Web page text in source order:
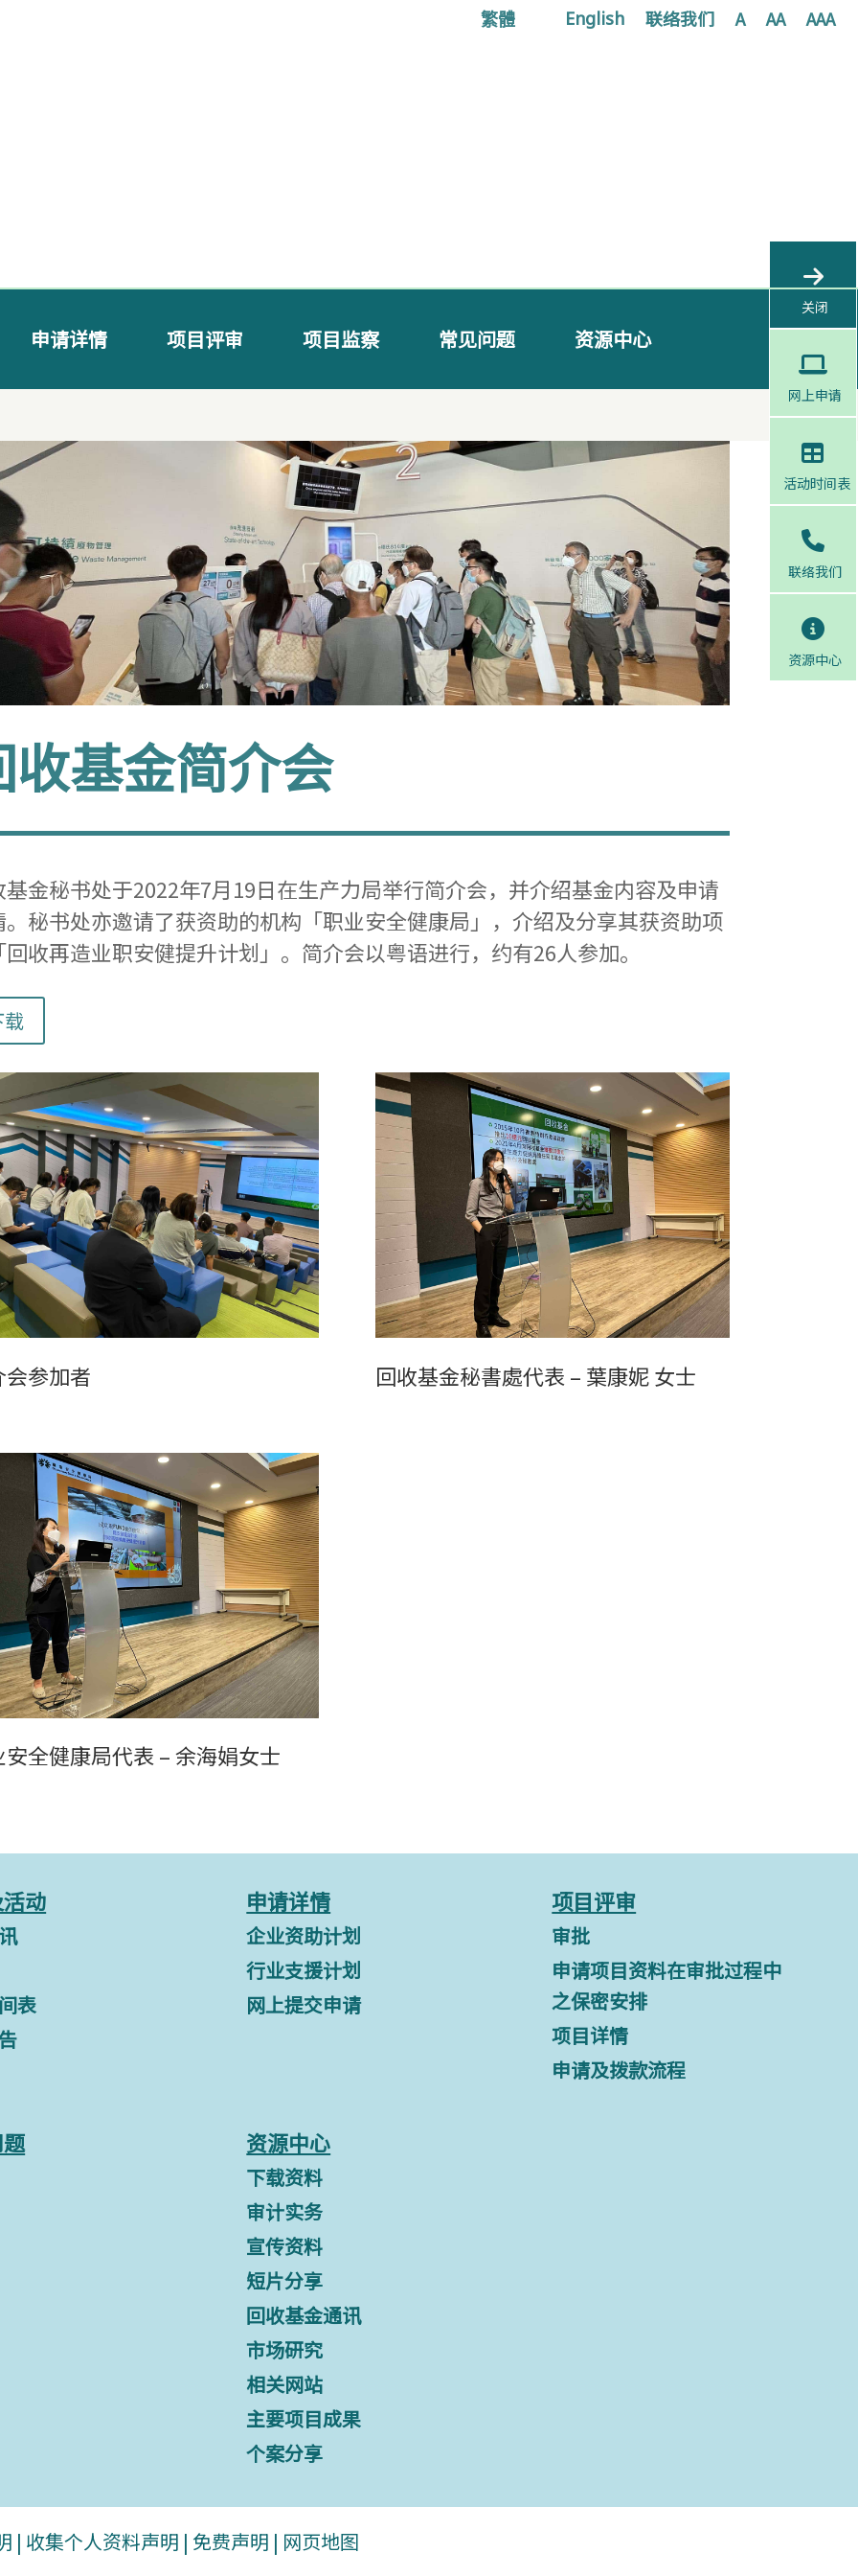
繁體 English 联络我们 A AA AAA
申请详情 项目评审 项目监察 常见问题 资源中心
关闭
网上申请
活动时间表
联络我们
资源中心
收基金简介会
基金秘书处于2022年7月19日在生产力局举行简介会，并介绍基金内容及申请
。秘书处亦邀请了获资助的机构「职业安全健康局」，介绍及分享其获资助项
收再造业职安健提升计划」。简介会以粤语进行，约有26人参加。
会参加者 回收基金秘書處代表 – 葉康妮 女士
安全健康局代表 – 余海娟女士
动
表
申请详情
企业资助计划
行业支援计划
网上提交申请
项目评审
审批
申请项目资料在审批过程中
之保密安排
项目详情
申请及拨款流程
资源中心
下载资料
审计实务
宣传资料
短片分享
回收基金通讯
市场研究
相关网站
主要项目成果
个案分享
| 收集个人资料声明 | 免费声明 | 网页地图